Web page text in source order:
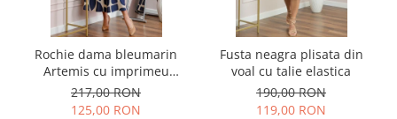
Rochie dama bleumarin
Artemis cu imprimeu
abstract si cordon in talie
217,00 RON
125,00 RON
Fusta neagra plisata din
voal cu talie elastica
190,00 RON
119,00 RON